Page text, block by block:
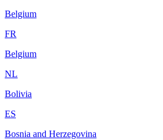
Belgium
FR
Belgium
NL
Bolivia
ES
Bosnia and Herzegovina